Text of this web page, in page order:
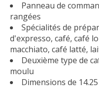
Panneau de
rangées
Spécialités de
d'expresso, café, café
macchiato, café latté,
Deuxième type de
moulu
Dimensions de 14.25